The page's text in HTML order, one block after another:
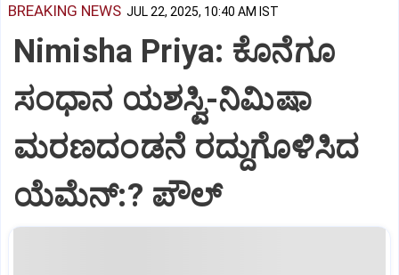
BREAKING NEWS JUL 22, 2025, 10:40 AM IST
Nimisha Priya: ಕೊನೆಗೂ
ಸಂಧಾನ ಯಶಸ್ವಿ-ನಿಮಿಷಾ
ಮರಣದಂಡನೆ ರದ್ದುಗೊಳಿಸಿದ
ಯೆಮೆನ್:? ಪೌಲ್